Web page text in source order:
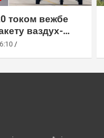
током вежбе
ваздух-
висине